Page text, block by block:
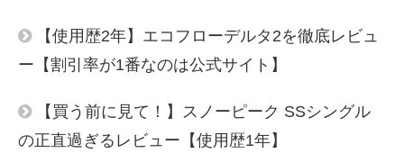
【使用歴2年】エコフローデルタ2を徹底レビュ
ー【割引率が1番なのは公式サイト】
【買う前に見て！】スノーピーク SSシングル
の正直過ぎるレビュー【使用歴1年】